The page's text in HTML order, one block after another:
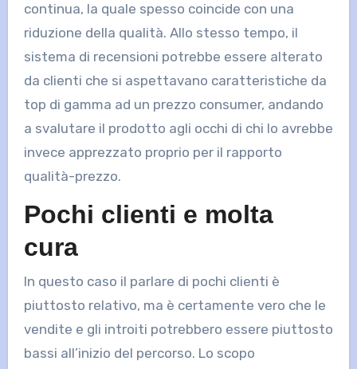
continua, la quale spesso coincide con una
riduzione della qualità. Allo stesso tempo, il
sistema di recensioni potrebbe essere alterato
da clienti che si aspettavano caratteristiche da
top di gamma ad un prezzo consumer, andando
a svalutare il prodotto agli occhi di chi lo avrebbe
invece apprezzato proprio per il rapporto
qualità-prezzo.
Pochi clienti e molta
cura
In questo caso il parlare di pochi clienti è
piuttosto relativo, ma è certamente vero che le
vendite e gli introiti potrebbero essere piuttosto
bassi all’inizio del percorso. Lo scopo